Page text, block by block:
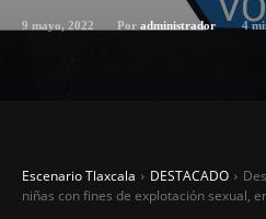
9 mayo, 2022 Por administrador 4
Escenario Tlaxcala DESTACADO
niñas con fines de explotación sexual,